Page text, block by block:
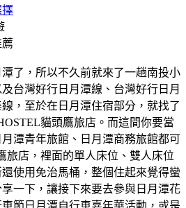
擇
了，所以不久前就來了一趟南投小
台灣好行日月潭線、台灣好行日月
，至於在日月潭住宿部分，就找了
貓頭鷹旅店。而這間你要當
潭青年旅館、日月潭商務旅館都可
旅店，裡面的單人床位、雙人床位
使用免治馬桶，整個住起來覺得蠻
一下，讓接下來要去參與日月潭花
節日月潭自行車嘉年華活動，或是